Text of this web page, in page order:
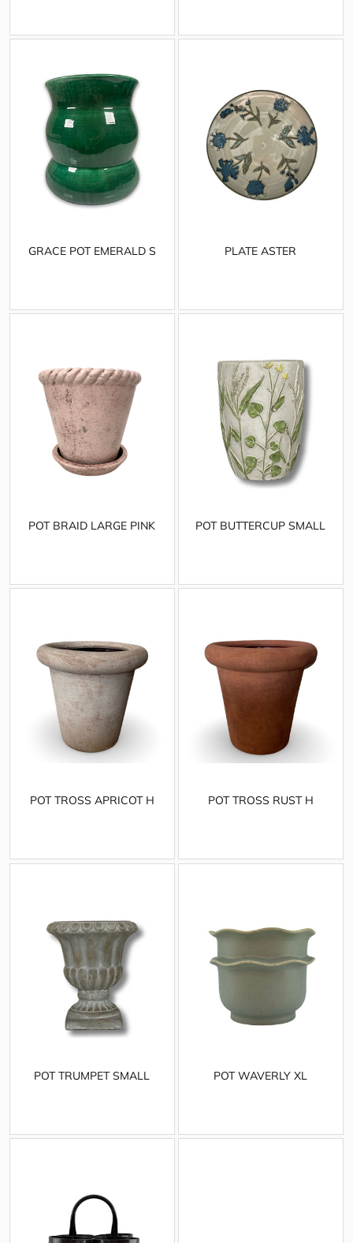
GRACE POT EMERALD S PLATE ASTER
POT BRAID LARGE PINK POT BUTTERCUP SMALL
POT TROSS APRICOT H POT TROSS RUST H
POT TRUMPET SMALL POT WAVERLY XL